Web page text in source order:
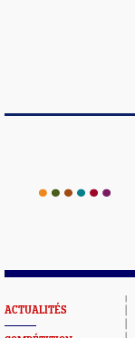
ACTUALITÉS